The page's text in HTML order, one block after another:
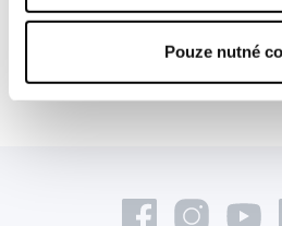
Pouze nutné
MUDr.
atestovaná